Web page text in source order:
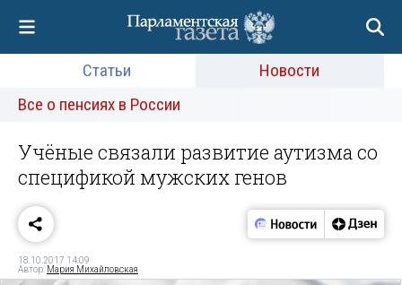
Статьи
Новости
Все о пенсиях в России
Учёные связали развитие аутизма со
спецификой мужских генов
18.10.2017 14:09
Автор: Мария Михайловская